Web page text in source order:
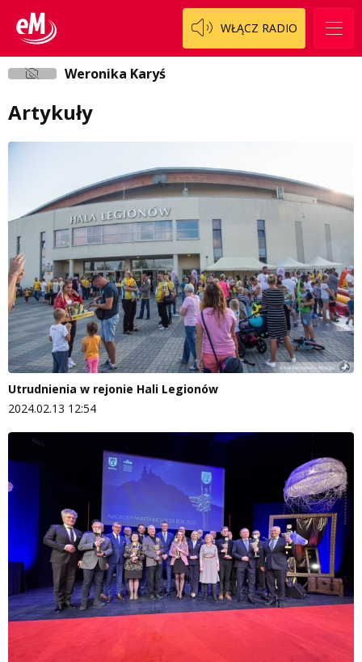
WŁĄCZ RADIO
Weronika Karyś
Artykuły
Utrudnienia w rejonie Hali Legionów
2024.02.13 12:54